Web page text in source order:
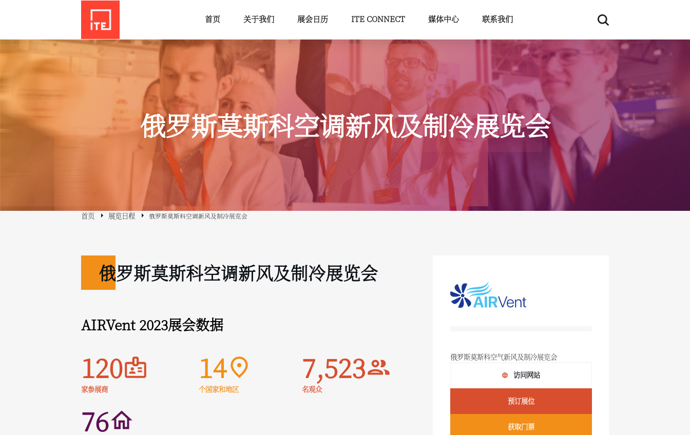
首页 关于我们 展会日历 ITE CONNECT 媒体中心 联系我们
俄罗斯莫斯科空调新风及制冷展览会
首页 展览日程 俄罗斯莫斯科空调新风及制冷展览会
俄罗斯莫斯科空调新风及制冷展览会
AIRVent 2023展会数据
120
家参展商
14
个国家和地区
7,523
名观众
76
俄罗斯莫斯科空气新风及制冷展览会
访问网站
预订展位
获取门票